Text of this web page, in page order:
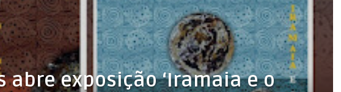
abre exposição ‘Iramaia e o